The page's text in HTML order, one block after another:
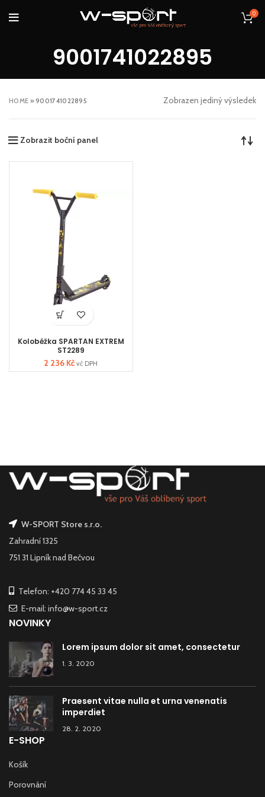
0
9001741022895
HOME »9001741022895 Zobrazen jediný výsledek
Zobrazit boční panel
Koloběžka SPARTAN EXTREM
ST2289
2 236 Kč vč DPH
W-SPORT Store s.r.o.
Zahradní 1325
751 31 Lipník nad Bečvou
Telefon: +420 774 45 33 45
E-mail: info@w-sport.cz
NOVINKY
Lorem ipsum dolor sit amet, consectetur
1. 3. 2020
Praesent vitae nulla et urna venenatis
imperdiet
28. 2. 2020
E-SHOP
Košík
Porovnání